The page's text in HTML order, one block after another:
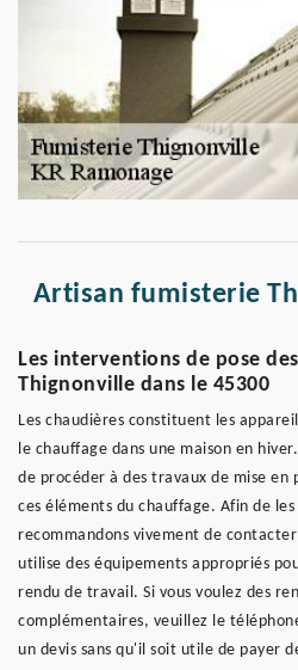
Artisan fumisterie
Les interventions de pose
Thignonville dans le 45300
Les chaudières constituent les
le chauffage dans une maison en
de procéder à des travaux de mise en
ces éléments du chauffage. Afin de les
recommandons vivement de
utilise des équipements appropriés
rendu de travail. Si vous voulez des
complémentaires, veuillez le
un devis sans qu'il soit utile de payer